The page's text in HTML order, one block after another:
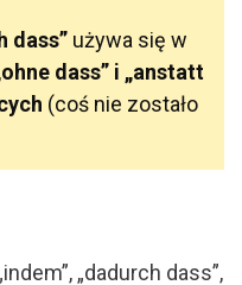
dass” używa się w
dass” i „anstatt
(coś nie zostało
„dadurch dass”,